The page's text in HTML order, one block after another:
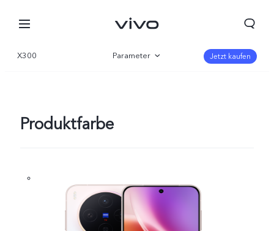
X300 Parameter Jetzt kaufen
Produktfarbe